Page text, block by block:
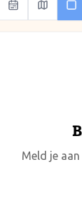
Meld je